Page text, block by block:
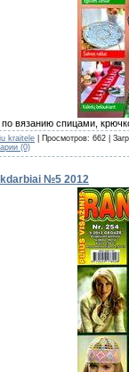
вязанию спицами,
kraitele | Просмотров: 662 |
(0)
№5 2012